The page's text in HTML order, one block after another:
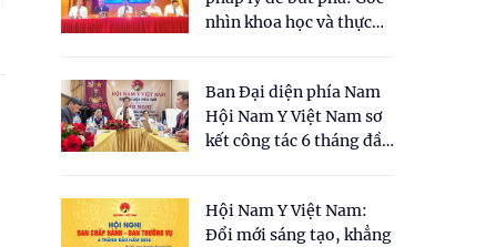
nhìn khoa học và thực
cho Luật Y dược cổ
truyền Việt Nam"
Ban Đại diện phía Nam
Hội Nam Y Việt Nam sơ
kết công tác 6 tháng đầu
Hội Nam Y Việt Nam:
Đổi mới sáng tạo, khẳng